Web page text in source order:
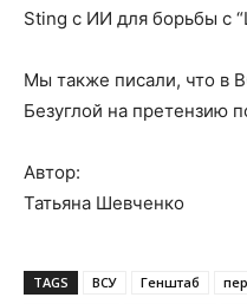
Sting с ИИ для борьбы с
Мы также писали, что в
Безуглой на претензию
Автор:
Татьяна Шевченко
TAGS ВСУ Генштаб